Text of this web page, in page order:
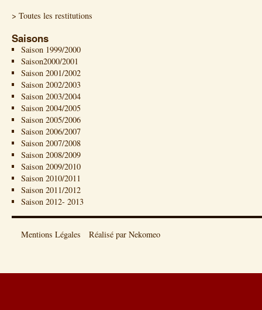
> Toutes les restitutions
Saisons
Saison 1999/2000
Saison2000/2001
Saison 2001/2002
Saison 2002/2003
Saison 2003/2004
Saison 2004/2005
Saison 2005/2006
Saison 2006/2007
Saison 2007/2008
Saison 2008/2009
Saison 2009/2010
Saison 2010/2011
Saison 2011/2012
Saison 2012- 2013
Mentions Légales Réalisé par Nekomeo